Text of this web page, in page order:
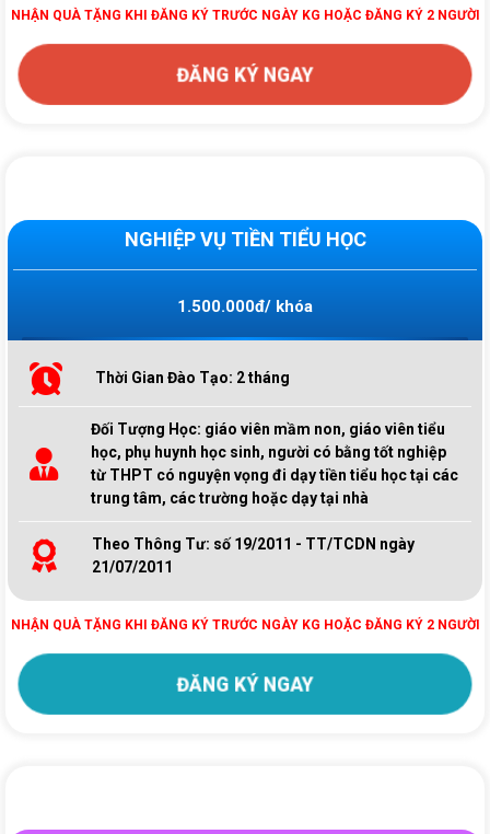
NHẬN QUÀ TẶNG KHI ĐĂNG KÝ TRƯỚC NGÀY KG HOẶC ĐĂNG KÝ 2 NGƯỜI
ĐĂNG KÝ NGAY
NGHIỆP VỤ TIỀN TIỂU HỌC
1.500.000đ/ khóa
Thời Gian Đào Tạo: 2 tháng
Đối Tượng Học: giáo viên mầm non, giáo viên tiểu
học, phụ huynh học sinh, người có bằng tốt nghiệp
từ THPT có nguyện vọng đi dạy tiền tiểu học tại các
trung tâm, các trường hoặc dạy tại nhà
Theo Thông Tư: số 19/2011 - TT/TCDN ngày
21/07/2011
NHẬN QUÀ TẶNG KHI ĐĂNG KÝ TRƯỚC NGÀY KG HOẶC ĐĂNG KÝ 2 NGƯỜI
ĐĂNG KÝ NGAY